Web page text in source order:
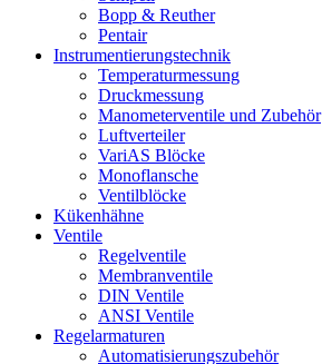
Bopp & Reuther
Pentair
Instrumentierungs­technik
Temperaturmessung
Druckmessung
Manometerventile und Zubehör
Luftverteiler
VariAS Blöcke
Monoflansche
Ventilblöcke
Kükenhähne
Ventile
Regelventile
Membranventile
DIN Ventile
ANSI Ventile
Regelarmaturen
Automatisierungszubehör